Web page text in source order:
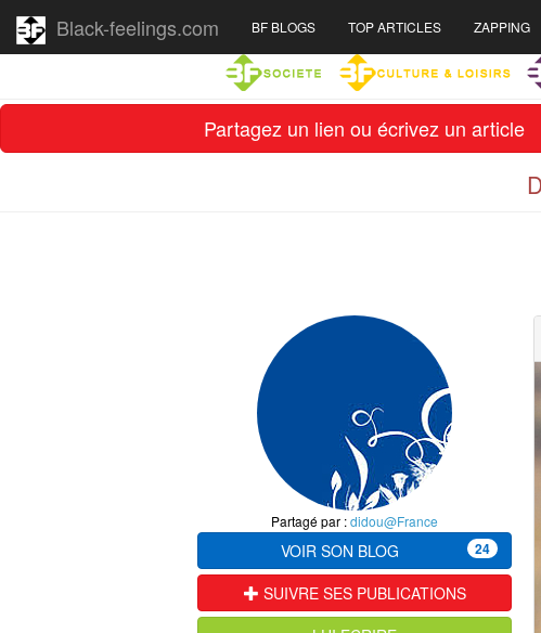
Partagez un lien ou écrivez un article
Black-feelings.com BF BLOGS TOP ARTICLES ZAPPING
Partagé par :didou@France
VOIR SON BLOG 24
SUIVRE SES PUBLICATIONS